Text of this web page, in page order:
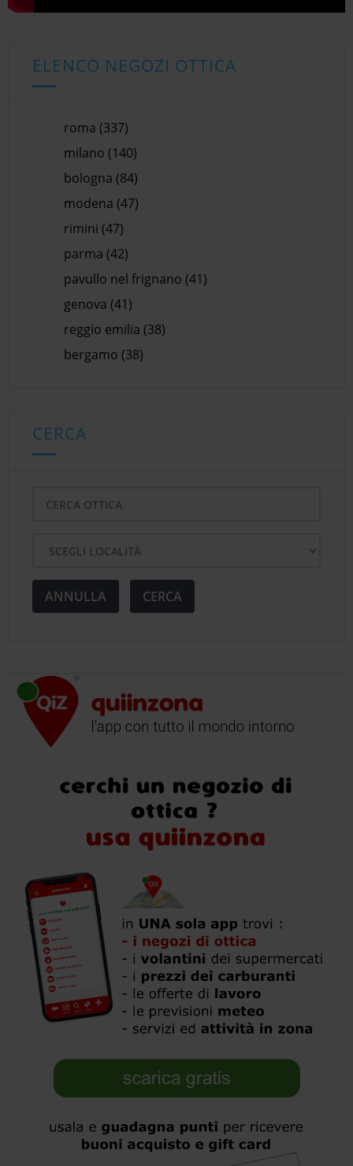
ELENCO NEGOZI OTTICA
roma (337)
milano (140)
bologna (84)
modena (47)
rimini (47)
parma (42)
pavullo nel frignano (41)
genova (41)
reggio emilia (38)
bergamo (38)
CERCA
ANNULLA CERCA